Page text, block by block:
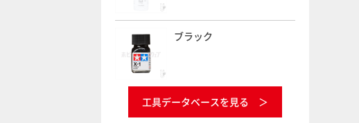
ブラック
工具データベースを見る